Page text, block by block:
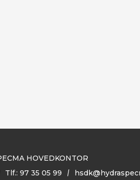
HOVEDKONTOR
Tlf.: 97 35 05 99